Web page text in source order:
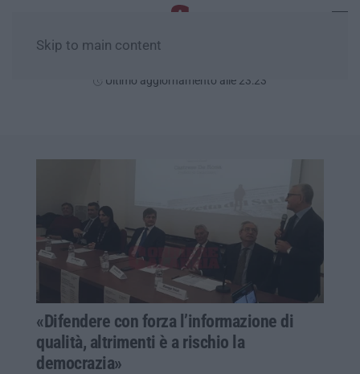
Skip to main content
Ultimo aggiornamento alle 23:23
«Difendere con forza l’informazione di
qualità, altrimenti è a rischio la
democrazia»